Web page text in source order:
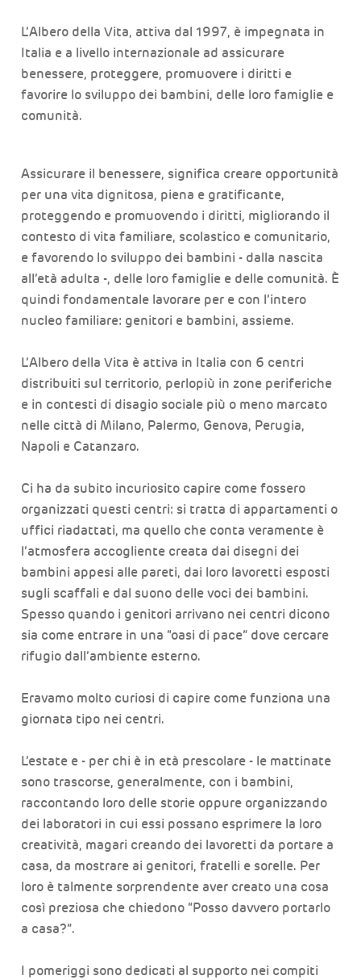
L’Albero della Vita, attiva dal 1997, è impegnata in
Italia e a livello internazionale ad assicurare
benessere, proteggere, promuovere i diritti e
favorire lo sviluppo dei bambini, delle loro famiglie e
comunità.
Assicurare il benessere, significa creare opportunità
per una vita dignitosa, piena e gratificante,
proteggendo e promuovendo i diritti, migliorando il
contesto di vita familiare, scolastico e comunitario,
e favorendo lo sviluppo dei bambini - dalla nascita
all’età adulta -, delle loro famiglie e delle comunità. È
quindi fondamentale lavorare per e con l’intero
nucleo familiare: genitori e bambini, assieme.
L’Albero della Vita è attiva in Italia con 6 centri
distribuiti sul territorio, perlopiù in zone periferiche
e in contesti di disagio sociale più o meno marcato
nelle città di Milano, Palermo, Genova, Perugia,
Napoli e Catanzaro.
Ci ha da subito incuriosito capire come fossero
organizzati questi centri: si tratta di appartamenti o
uffici riadattati, ma quello che conta veramente è
l’atmosfera accogliente creata dai disegni dei
bambini appesi alle pareti, dai loro lavoretti esposti
sugli scaffali e dal suono delle voci dei bambini.
Spesso quando i genitori arrivano nei centri dicono
sia come entrare in una “oasi di pace” dove cercare
rifugio dall’ambiente esterno.
Eravamo molto curiosi di capire come funziona una
giornata tipo nei centri.
L’estate e - per chi è in età prescolare - le mattinate
sono trascorse, generalmente, con i bambini,
raccontando loro delle storie oppure organizzando
dei laboratori in cui essi possano esprimere la loro
creatività, magari creando dei lavoretti da portare a
casa, da mostrare ai genitori, fratelli e sorelle. Per
loro è talmente sorprendente aver creato una cosa
così preziosa che chiedono “Posso davvero portarlo
a casa?”.
I pomeriggi sono dedicati al supporto nei compiti